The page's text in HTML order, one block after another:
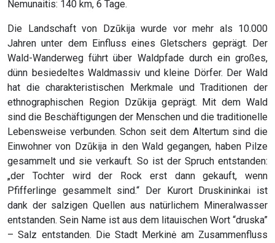
Nemunaitis: 140 km, 6 Tage.
Die Landschaft von Dzūkija wurde vor mehr als 10.000
Jahren unter dem Einfluss eines Gletschers geprägt. Der
Wald-Wanderweg führt über Waldpfade durch ein großes,
dünn besiedeltes Waldmassiv und kleine Dörfer. Der Wald
hat die charakteristischen Merkmale und Traditionen der
ethnographischen Region Dzūkija geprägt. Mit dem Wald
sind die Beschäftigungen der Menschen und die traditionelle
Lebensweise verbunden. Schon seit dem Altertum sind die
Einwohner von Dzūkija in den Wald gegangen, haben Pilze
gesammelt und sie verkauft. So ist der Spruch entstanden:
„der Tochter wird der Rock erst dann gekauft, wenn
Pfifferlinge gesammelt sind.“ Der Kurort Druskininkai ist
dank der salzigen Quellen aus natürlichem Mineralwasser
entstanden. Sein Name ist aus dem litauischen Wort “druska”
– Salz entstanden. Die Stadt Merkinė am Zusammenfluss